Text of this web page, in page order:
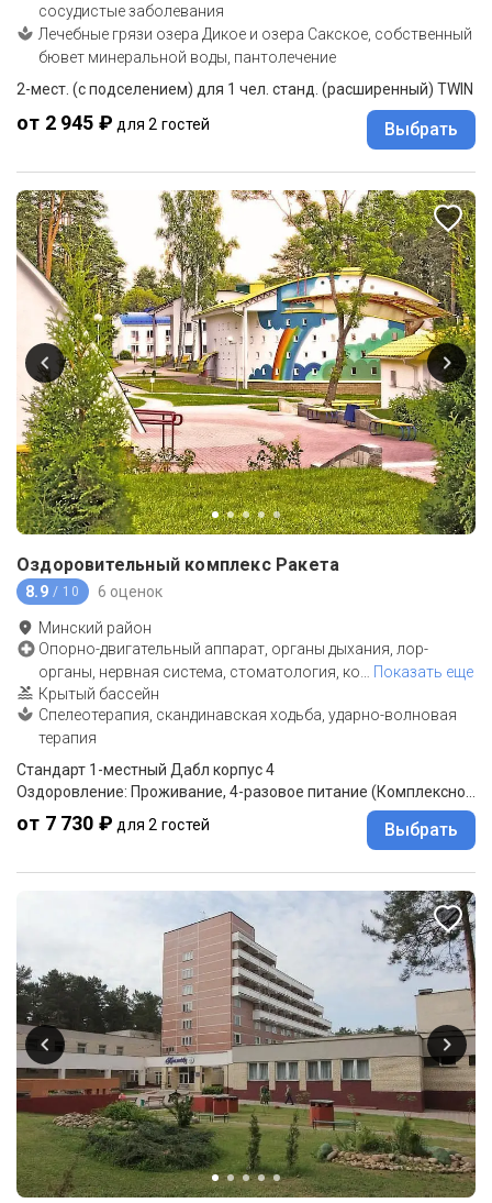
сосудистые заболевания
Лечебные грязи озера Дикое и озера Сакское, собственный
бювет минеральной воды, пантолечение
2-мест. (с подселением) для 1 чел. станд. (расширенный) TWIN
от 2 945 ₽ для 2 гостей Выбрать
Оздоровительный комплекс Ракета
8.9 / 10 6 оценок
Минский район
Опорно-двигательный аппарат, органы дыхания, лор-
органы, нервная система, стоматология, ко… Показать еще
Крытый бассейн
Спелеотерапия, скандинавская ходьба, ударно-волновая
терапия
Стандарт 1-местный Дабл корпус 4
Оздоровление: Проживание, 4-разовое питание (Комплексное меню)
от 7 730 ₽ для 2 гостей Выбрать